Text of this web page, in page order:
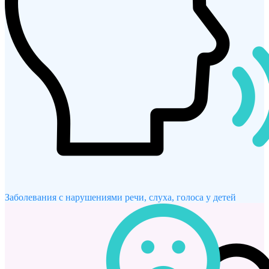
Заболевания с нарушениями речи, слуха, голоса у детей